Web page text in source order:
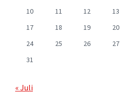
10
11 12 13
17
18 19 20
24
25 26 27
31
« Juli